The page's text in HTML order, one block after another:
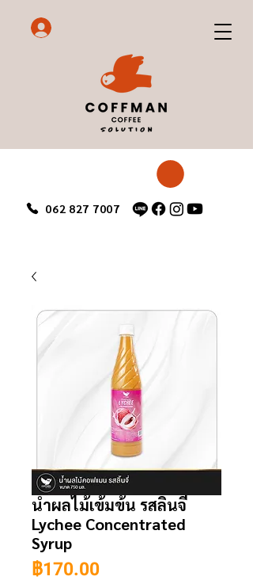
062 827 7007
น้ำผลไม้เข้มข้น รสลิ้นจี่
Lychee Concentrated
Syrup
฿170.00ราคา